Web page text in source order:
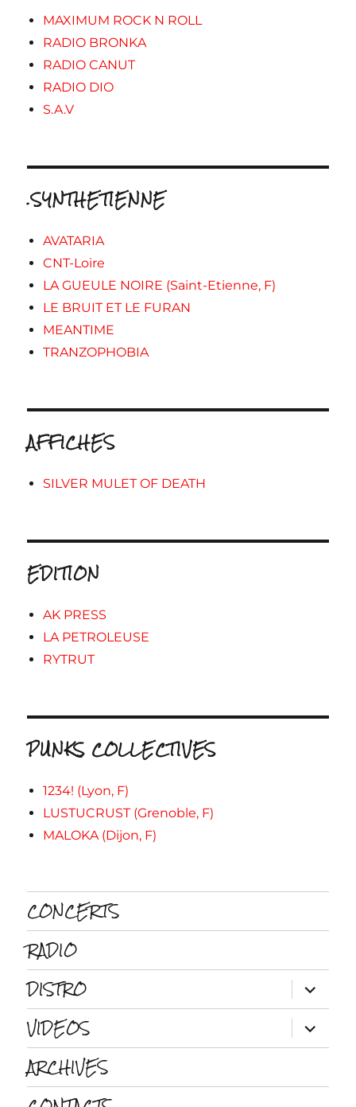
MAXIMUM ROCK N ROLL
RADIO BRONKA
RADIO CANUT
RADIO DIO
S.A.V
.SYNTHETIENNE
AVATARIA
CNT-Loire
LA GUEULE NOIRE (Saint-Etienne, F)
LE BRUIT ET LE FURAN
MEANTIME
TRANZOPHOBIA
AFFICHES
SILVER MULET OF DEATH
EDITION
AK PRESS
LA PETROLEUSE
RYTRUT
PUNKS COLLECTIVES
1234! (Lyon, F)
LUSTUCRUST (Grenoble, F)
MALOKA (Dijon, F)
CONCERTS
RADIO
DISTRO
ouvrir
le
sous-
menu
VIDEOS ouvrir
le
sous-
ARCHIVES